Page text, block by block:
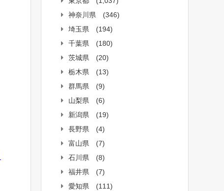
神奈川県
(346)
埼玉県
(194)
千葉県
(180)
茨城県
(20)
栃木県
(13)
群馬県
(9)
山梨県
(6)
新潟県
(19)
長野県
(4)
富山県
(7)
石川県
(8)
福井県
(7)
愛知県
(111)